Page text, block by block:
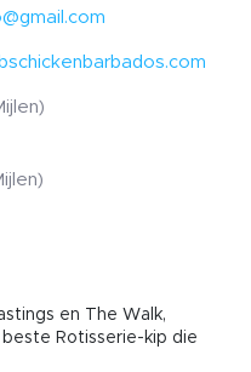
en The Walk,
Rotisserie-kip die